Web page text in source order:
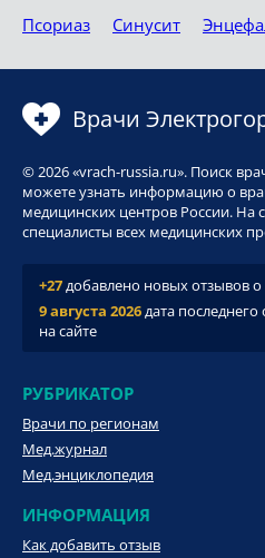
Псориаз
Синусит
Врачи
© 2026 «vrach-russia.ru». Поиск
можете узнать информацию о
медицинских центров России. На
специалисты всех медицинских
+27добавлено новых отзывов о
9 августа 2026дата
на сайте
РУБРИКАТОР
Врачи по регионам
Мед.журнал
Мед.энциклопедия
ИНФОРМАЦИЯ
Как добавить отзыв